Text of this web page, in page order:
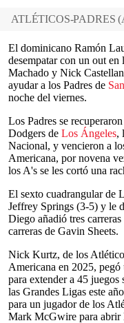
ATLÉTICOS-PADRES (
El dominicano Ramón
desempatar con un out
Machado y Nick
ayudar a los Padres de
noche del viernes.
Los Padres se
Dodgers de Los Ángeles,
Nacional, y vencieron a
Americana, por novena
los A's se les cortó una
El sexto cuadrangular de
Jeffrey Springs (3-5) y le
Diego añadió tres
carreras de Gavin Sheets.
Nick Kurtz, de los
Americana en 2025,
para extender a 45 juegos
las Grandes Ligas este
para un jugador de los
Mark McGwire para abrir